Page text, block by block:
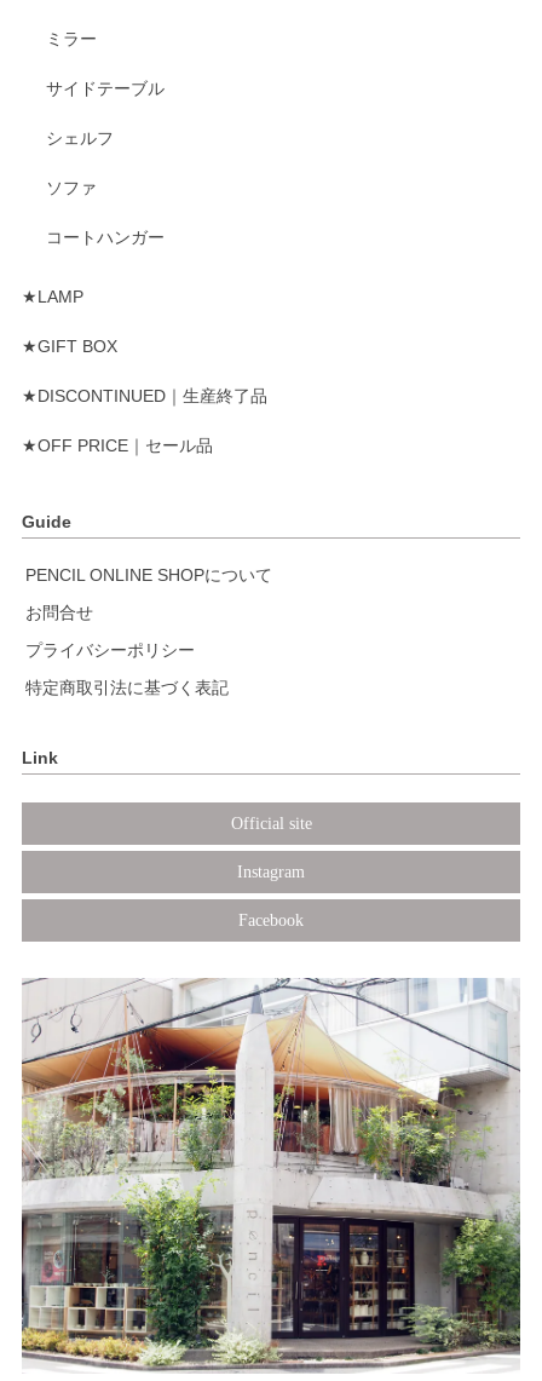
ミラー
サイドテーブル
シェルフ
ソファ
コートハンガー
★LAMP
★GIFT BOX
★DISCONTINUED｜生産終了品
★OFF PRICE｜セール品
Guide
PENCIL ONLINE SHOPについて
お問合せ
プライバシーポリシー
特定商取引法に基づく表記
Link
Official site
Instagram
Facebook